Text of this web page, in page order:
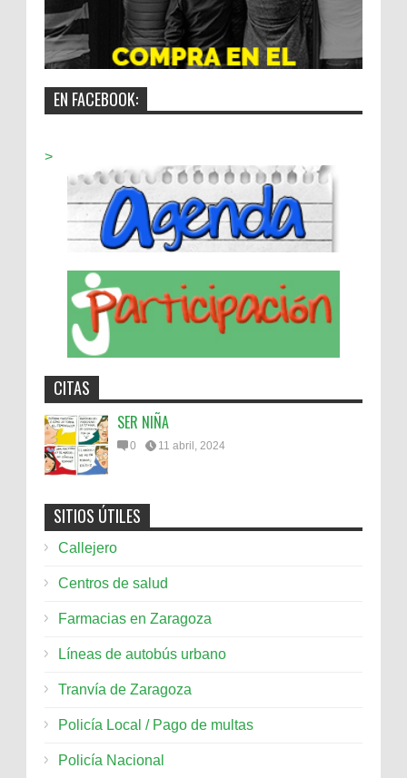
EN FACEBOOK:
>
CITAS
SER NIÑA
0 11 abril, 2024
SITIOS ÚTILES
Callejero
Centros de salud
Farmacias en Zaragoza
Líneas de autobús urbano
Tranvía de Zaragoza
Policía Local / Pago de multas
Policía Nacional